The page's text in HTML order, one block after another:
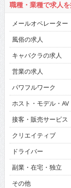
職種・業種で求人
メールオペレーター
風俗の求人
キャバクラの求人
営業の求人
パワフルワーク
ホスト・モデル・AV
接客・販売サービス
クリエイティブ
ドライバー
副業・在宅・独立
その他